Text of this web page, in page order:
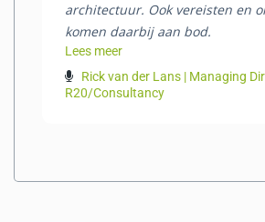
architectuur. Ook vereisten en
komen daarbij aan bod.
Lees meer
Rick van der Lans | Managing
R20/Consultancy